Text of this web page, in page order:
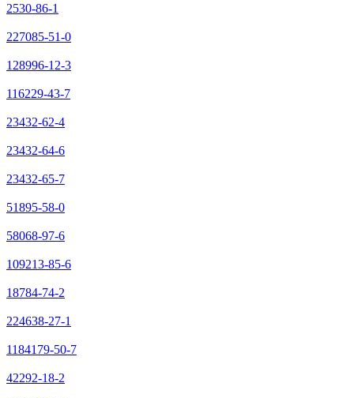
2530-86-1
227085-51-0
128996-12-3
116229-43-7
23432-62-4
23432-64-6
23432-65-7
51895-58-0
58068-97-6
109213-85-6
18784-74-2
224638-27-1
1184179-50-7
42292-18-2